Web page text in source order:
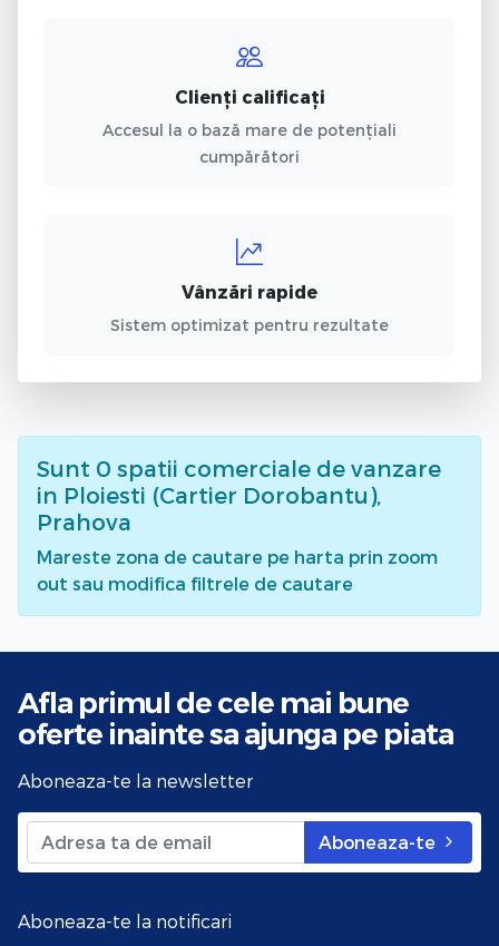
Clienți calificați
Accesul la o bază mare de potențiali
cumpărători
Vânzări rapide
Sistem optimizat pentru rezultate
Sunt 0 spatii comerciale de vanzare
in Ploiesti (Cartier Dorobantu),
Prahova
Mareste zona de cautare pe harta prin zoom
out sau modifica filtrele de cautare
Afla primul de cele mai bune
oferte inainte sa ajunga pe piata
Aboneaza-te la newsletter
Aboneaza-te
Aboneaza-te la notificari